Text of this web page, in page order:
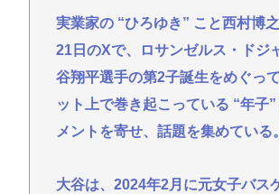
いほど高くなってしまう件
【画像】後藤真希(40)さん、現役ア
される
【画像】中山美穂さん、片岡愛之助
ショットが公開
(📞´ん`)「はい嫌儲子供電話相談室」
実業家の “ひろゆき” こと西村博
21日のXで、ロサンゼルス・ドジ
谷翔平選手の第2子誕生をめぐっ
ット上で巻き起こっている “年子
メントを寄せ、話題を集めている。
大谷は、2024年2月に元女子バス